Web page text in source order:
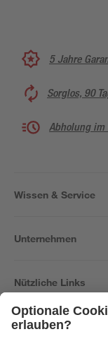
5 Jahre
Sorglos, 90
Abholung im
Wissen & Service
Unternehmen
Nützliche Links